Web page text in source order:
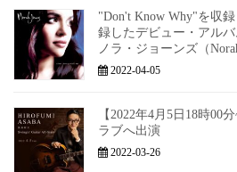
"Don't Know Why"を収
録したデビュー・アルバ
ノラ・ジョーンズ（Norah
2022-04-05
【2022年4月5日18時00
ラブへ出演
2022-03-26